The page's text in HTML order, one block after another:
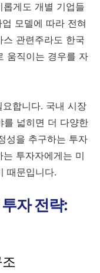
게도 개별 기업들
모델에 따라 전혀
관련주라도 한국
움직이는 경우를 자
요합니다. 국내 시장
를 넓히면 더 다양한
성을 추구하는 투자
투자자에게는 미
때문입니다.
자 전략: